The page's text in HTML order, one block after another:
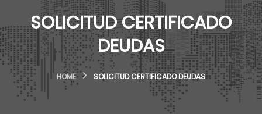
SOLICITUD CERTIFICADO
DEUDAS
HOME SOLICITUD CERTIFICADO DEUDAS